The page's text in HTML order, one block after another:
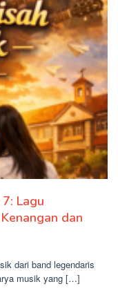
Lagu
dan
dari band legendaris
musik yang […]